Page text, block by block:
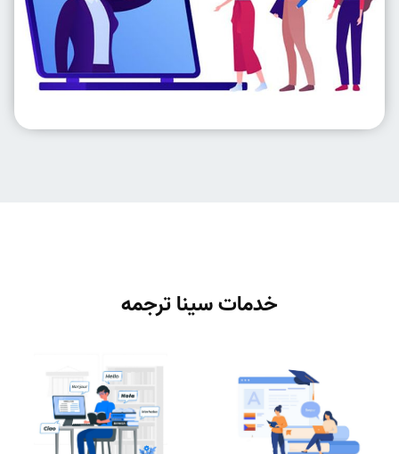
خدمات سینا ترجمه